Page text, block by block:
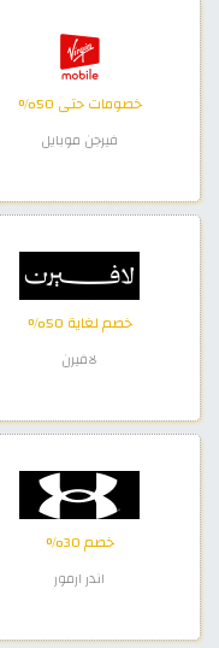
خصومات حتى 50%
فيرجن موبايل
خصم لغاية 50%
لافيرن
خصم 30%
اندر ارمور